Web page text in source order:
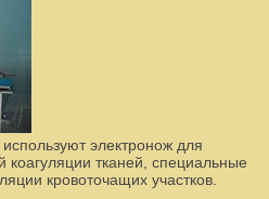
используют электронож для
тканей, специальные
кровоточащих участков.